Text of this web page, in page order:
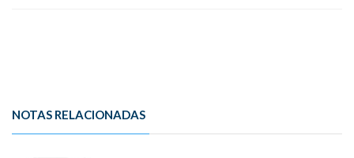
NOTAS RELACIONADAS